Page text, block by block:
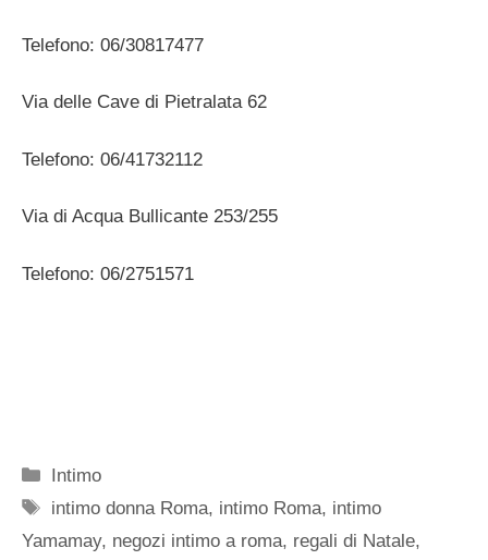
Telefono: 06/30817477
Via delle Cave di Pietralata 62
Telefono: 06/41732112
Via di Acqua Bullicante 253/255
Telefono: 06/2751571
Categorie
Intimo
Tag
intimo donna Roma, intimo Roma, intimo
Yamamay, negozi intimo a roma, regali di Natale,